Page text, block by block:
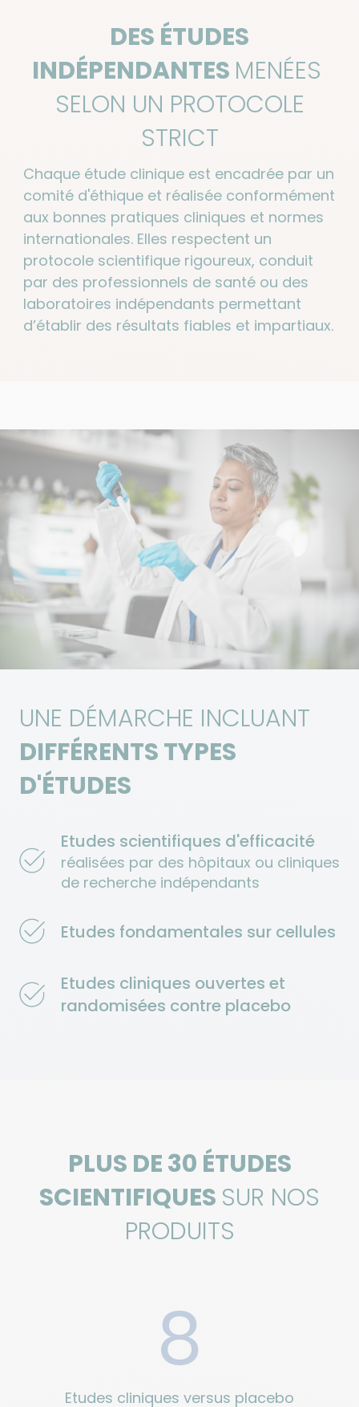
DES ÉTUDES
INDÉPENDANTES MENÉES
SELON UN PROTOCOLE
STRICT
Chaque étude clinique est encadrée par un
comité d'éthique et réalisée conformément
aux bonnes pratiques cliniques et normes
internationales. Elles respectent un
protocole scientifique rigoureux, conduit
par des professionnels de santé ou des
laboratoires indépendants permettant
d’établir des résultats fiables et impartiaux.
UNE DÉMARCHE INCLUANT
DIFFÉRENTS TYPES
D'ÉTUDES
Etudes scientifiques d'efficacité
réalisées par des hôpitaux ou cliniques
de recherche indépendants
Etudes fondamentales sur cellules
Etudes cliniques ouvertes et
randomisées contre placebo
PLUS DE 30 ÉTUDES
SCIENTIFIQUES SUR NOS
PRODUITS
8
Etudes cliniques versus placebo